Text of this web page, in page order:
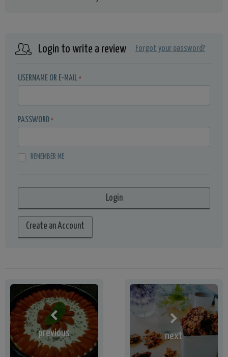
Login to write a review Forgot your password?
USERNAME OR E-MAIL *
PASSWORD *
REMEMBER ME
Create an Account
previous next